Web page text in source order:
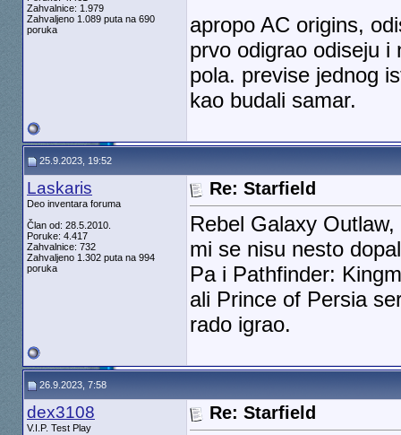
Zahvalnice: 1.979
Zahvaljeno 1.089 puta na 690
poruka
apropo AC origins,
prvo odigrao odiseju i
pola. previse jednog
kao budali samar.
25.9.2023, 19:52
Laskaris
Deo inventara foruma
Član od: 28.5.2010.
Poruke: 4.417
Zahvalnice: 732
Zahvaljeno 1.302 puta na 994
poruka
Re: Starfield
Rebel Galaxy
mi se nisu nesto
Pa i Pathfinder:
ali Prince of Persia
rado igrao.
26.9.2023, 7:58
dex3108
V.I.P. Test Play
Re: Starfield